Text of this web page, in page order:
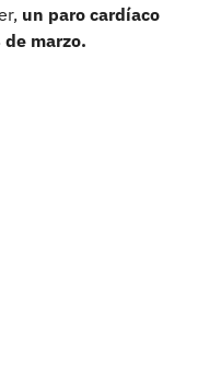
un paro cardíaco
marzo.